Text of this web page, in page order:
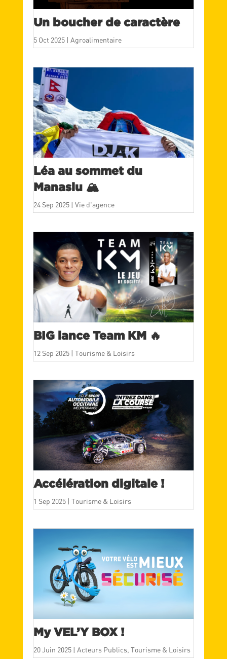
Un boucher de caractère
5 Oct 2025| Agroalimentaire
Léa au sommet du
Manaslu 🏔️
24 Sep 2025| Vie d'agence
BIG lance Team KM 🔥
12 Sep 2025| Tourisme & Loisirs
Accélération digitale !
1 Sep 2025| Tourisme & Loisirs
My VEL’Y BOX !
20 Juin 2025| Acteurs Publics, Tourisme & Loisirs